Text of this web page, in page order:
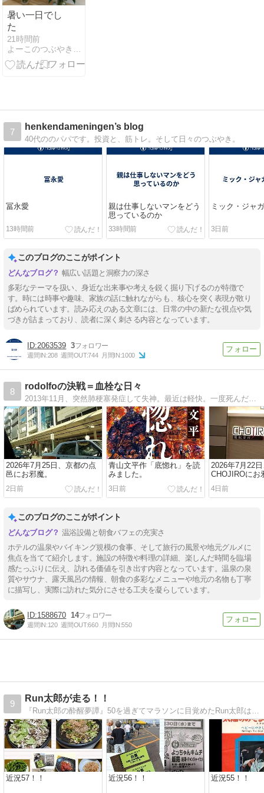
暑い一日でし
た
21時間前
よーこのつぶやきブログ
7
henkendameningen’s blog
40代ののパパです。投資と、筋トレ。そして日々のつぶやき。
冨永愛
13時間前
親は仕事しないマンをどう
思っているのか
33時間前
ミック・ジャ
3日前
このブログのここがポイント
幅広い話題と洞察力の深さ
多彩なテーマを扱い、身近な出来事や考えを鋭く掘り下げるのが特徴で
す。時には時事や趣味、家族の話に触れながらも、核心を突く表現が散り
ばめられています。読み応えのある文章には、日常の中の新たな視点や気
づきが詰まっており、読者に深く刺さる内容となっています。
2063539 3
週間IN:208 週間OUT:744 月間IN:1000
8
rodolfoの決戦＝血栓な日々
2013年11月、突然肺梗塞発症して失神。最近は軽快。一度死んだせいか、より気ままな人生を送る。主なテーマは寿司、雑多な音楽と映像、ゴルフ、小説、映画。旅行。
2026年7月25日、京都の点
邑にお邪魔。
2日前
青山文平作「底惚れ」を読
みました。
3日前
2026年7月22
CHOJIROにお
4日前
このブログのここがポイント
温浴設備と朝食バフェの充実さ
ホテルの温泉やバイキング規模の食事、そして旅行の風景や地元グルメに
焦点を当てて紹介します。施設の特徴や料理の詳細、楽しんだ時間を臨場
感たっぷりに伝え、訪れる価値を引き出す内容となっています。温泉の泉
質やサウナ、露天風呂の情報、朝食の多彩なメニューや地元の名物も丁寧
に描写し、実際に訪れた気分にさせる工夫を凝らしています。
1588670 14
週間IN:120 週間OUT:660 月間IN:550
9
Run太郎が走る！！
『Run太郎の酔醒夢譚』50を過ぎてマラソンに目覚めたRun太郎は走って飲めば人生ケセラセラ\(^o^)／
近況57！！ 近況56！！ 近況55！！